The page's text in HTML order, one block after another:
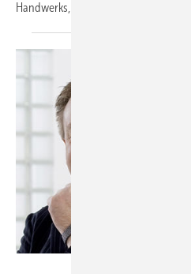
Handwerks,